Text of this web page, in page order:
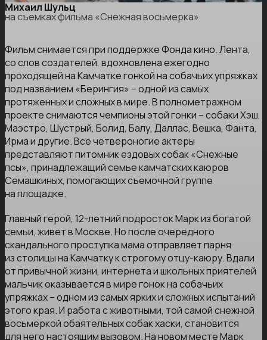
Михаил Шульц
на съемках фильма «Снежная восьмерка»
Фильм снимается при поддержке Фонда кино. Лента,
со слов создателей, вдохновлена ежегодно
проходящей на Камчатке гонкой на собачьих упряжках
под названием «Берингия» – одной из самых
протяженных и сложных в мире. В полнометражном
проекте снимаются чемпионы этой гонки – собаки Хэш,
Маэстро, Шустрый, Болид, Балу, Даллас, Вешка, Фанта,
Ирма и другие. Все четвероногие актеры
представляют питомник ездовых собак «Снежные
псы», принадлежащий семье камчатских каюров
Семашкиных, помогающих съемочной группе
на площадке.
Главный герой, 12-летний подросток Марк из богатой
семьи, живет в Москве. Но после очередного
скандального проступка мама отправляет парня
из столицы на Камчатку к строгому отцу-каюру. Вдали
от привычной жизни, интернета и школьных приятелей
мальчик оказывается в мире гонок на собачьих
упряжках – одном из самых ярких и сложных испытаний
этого края. И работа с животными, той самой снежной
восьмеркой обаятельных собак хаски, становится
для него настоящим вызовом. На новом месте Марк